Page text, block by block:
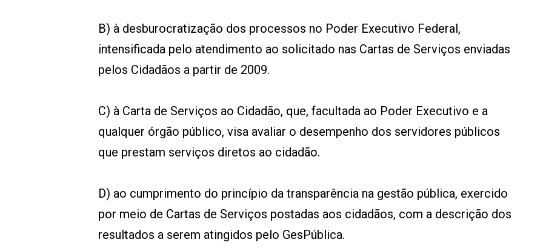
B) à desburocratização dos processos no Poder Executivo Federal,
intensificada pelo atendimento ao solicitado nas Cartas de Serviços enviadas
pelos Cidadãos a partir de 2009.
C) à Carta de Serviços ao Cidadão, que, facultada ao Poder Executivo e a
qualquer órgão público, visa avaliar o desempenho dos servidores públicos
que prestam serviços diretos ao cidadão.
D) ao cumprimento do princípio da transparência na gestão pública, exercido
por meio de Cartas de Serviços postadas aos cidadãos, com a descrição dos
resultados a serem atingidos pelo GesPública.